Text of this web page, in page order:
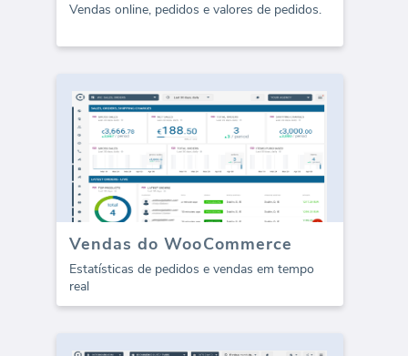
Vendas online, pedidos e valores de pedidos.
Vendas do WooCommerce
Estatísticas de pedidos e vendas em tempo
real